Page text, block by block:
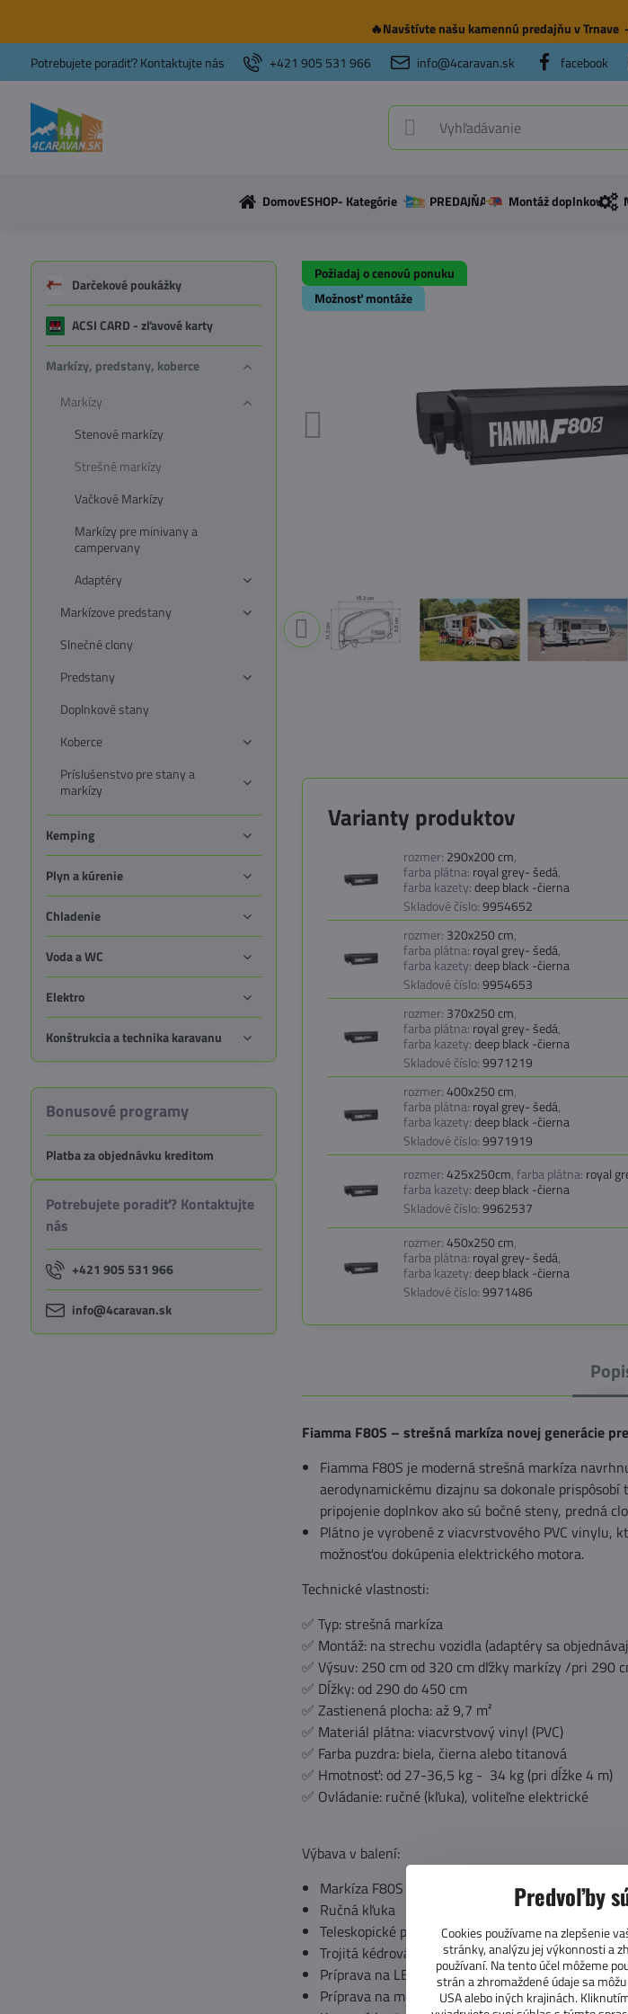
🔥Navštívte našu kamennú predajňuv Trnave
Potrebujete poradiť? Kontaktujte nás
+421 905 531 966 info@4caravan.sk facebook
DomovESHOP- Kategórie PREDAJŇA Montáž doplnkov
Požiadaj o cenovú ponuku
Možnosť montáže
Varianty produktov
rozmer: 290x200 cm,
farba plátna: royal grey- šedá,
farba kazety:deep black -čierna
Skladové číslo:9954652
rozmer: 320x250 cm,
farba plátna: royal grey- šedá,
farba kazety:deep black -čierna
Skladové číslo:9954653
rozmer: 370x250 cm,
farba plátna: royal grey- šedá,
farba kazety:deep black -čierna
Skladové číslo:9971219
rozmer:400x250 cm,
farba plátna: royal grey- šedá,
farba kazety:deep black -čierna
Skladové číslo:9971919
rozmer:425x250cm,farba plátna: royal
farba kazety:deep black -čierna
Skladové číslo:9962537
rozmer:450x250 cm,
farba plátna: royal grey- šedá,
farba kazety:deep black -čierna
Skladové číslo:9971486
Fiamma F80S – strešná markíza novej generácie
Fiamma F80S je moderná strešná markíza
aerodynamickému dizajnu sa dokonale
pripojenie doplnkov ako sú bočné steny, predná
Plátno je vyrobené z viacvrstvového PVC vinylu,
možnosťou dokúpenia elektrického motora.
Technické vlastnosti:
✅ Typ: strešná markíza
✅ Montáž: na strechu vozidla (adaptéry sa
✅ Výsuv: 250 cm od 320 cm dľžky markízy /pri 290
✅ Dĺžky: od 290 do 450 cm
✅ Zastienená plocha: až 9,7 m²
✅ Materiál plátna: viacvrstvový vinyl (PVC)
✅ Farba puzdra: biela, čierna alebo titanová
✅ Hmotnosť: od 27-36,5 kg - 34 kg (pri dĺžke 4 m)
✅ Ovládanie: ručné (kľuka), voliteľne elektrické
Výbava v balení:
Markíza F80S
Ručná kľuka
Teleskopické podperné nohy
Trojitá kédrová lišta na prednom paneli
Príprava na LED osvetlenie (LED pás nie je
Príprava na motorový pohon (motor nie je
Darčekové poukážky
ACSI CARD - zľavové karty
Markízy, predstany, koberce
Markízy
Stenové markízy
Strešné markízy
Vačkové Markízy
Markízy pre minivany a
campervany
Adaptéry
Markízove predstany
Slnečné clony
Predstany
Doplnkové stany
Koberce
Príslušenstvo pre stany a
markízy
Kemping
Plyn a kúrenie
Chladenie
Voda a WC
Elektro
Konštrukcia a technika karavanu
Bonusové programy
Platba za objednávku kreditom
Potrebujete poradiť? Kontaktujte
nás
+421 905 531 966
info@4caravan.sk
Predvoľby
Cookies používame na zlepšenie
stránky, analýzu jej výkonnosti a
používaní. Na tento účel môžeme
strán a zhromaždené údaje sa
USA alebo iných krajinách.